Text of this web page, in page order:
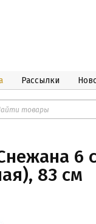
Рассылки
6
83 см